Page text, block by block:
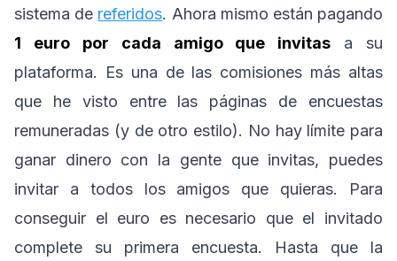
sistema de referidos. Ahora mismo están pagando
1 euro por cada amigo que invitas a su
plataforma. Es una de las comisiones más altas
que he visto entre las páginas de encuestas
remuneradas (y de otro estilo). No hay límite para
ganar dinero con la gente que invitas, puedes
invitar a todos los amigos que quieras. Para
conseguir el euro es necesario que el invitado
complete su primera encuesta. Hasta que la